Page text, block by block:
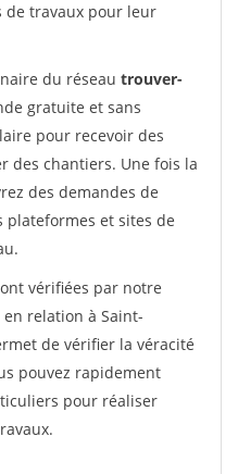
travaux pour leur
du réseau trouver-
gratuite et sans
pour recevoir des
des chantiers. Une fois la
des demandes de
plateformes et sites de
vérifiées par notre
relation à Saint-
de vérifier la véracité
pouvez rapidement
pour réaliser